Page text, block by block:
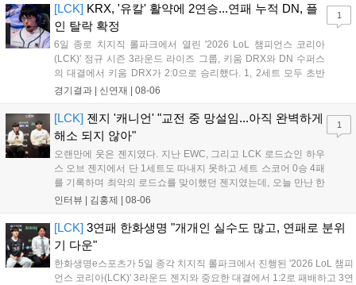
[LCK] KRX, '유칼' 활약에 2연승...연패 누적 DN, 플
인 탈락 확정
6일 종로 치지직 롤파크에서 열린 '2026 LoL 챔피언스 코리아
(LCK)' 정규 시즌 3라운드 라이즈 그룹, 키움 DRX와 DN 수퍼스
의 대결에서 키움 DRX가 2:0으로 승리했다. 1, 2세트 모두 초반
부터 앞서나갔고, 별다른 위기 없이 승리를 꿰찼다. DN 수퍼스는
의 출발이 매우 좋...
경기결과 | 신연재 | 08-06
1
[LCK] 젠지 '캐니언' "교전 중 망설임...아직 완벽하게
해소 되지 않아"
오랜만에 웃은 젠지였다. 지난 EWC, 그리고 LCK 로드쇼인 하우
스 오브 젠지에서 단 1세트도 따내지 못하고 세트 스코어 0승 4패
를 기록하며 최악의 로드쇼를 맞이했던 젠지였는데, 오늘 만난 한
화생명e스포츠를 2:1로 잡고 오랜만에 승리의 달콤함을 맛봤다.
는데, 승리를 거두면서 전반적인 분위...
인터뷰 | 김홍제 | 08-06
1
[LCK] 3연패 한화생명 "개개인 실수도 많고, 연패로 분위
기 다운"
한화생명e스포츠가 5일 종각 치지직 롤파크에서 진행된 '2026 LoL 챔피
언스 코리아(LCK)' 3라운드 젠지와 중요한 대결에서 1:2로 패배하고 3연